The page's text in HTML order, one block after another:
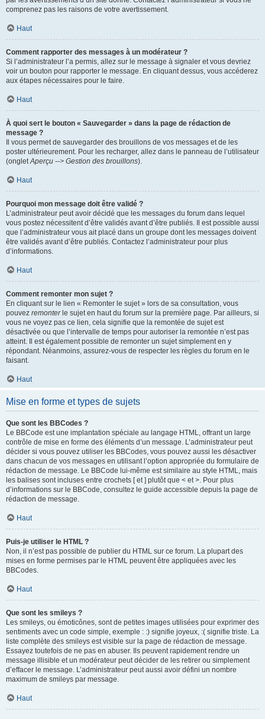
comprenez pas les raisons de votre avertissement.
Haut
Comment rapporter des messages à un modérateur ?
Si l’administrateur l’a permis, allez sur le message à signaler et vous devriez
voir un bouton pour rapporter le message. En cliquant dessus, vous accéderez
aux étapes nécessaires pour le faire.
Haut
À quoi sert le bouton « Sauvegarder » dans la page de rédaction de
message ?
Il vous permet de sauvegarder des brouillons de vos messages et de les
poster ultérieurement. Pour les recharger, allez dans le panneau de l’utilisateur
(ongletAperçu --> Gestion des brouillons).
Haut
Pourquoi mon message doit être validé ?
L’administrateur peut avoir décidé que les messages du forum dans lequel
vous postez nécessitent d’être validés avant d’être publiés. Il est possible aussi
que l’administrateur vous ait placé dans un groupe dont les messages doivent
être validés avant d’être publiés. Contactez l’administrateur pour plus
d’informations.
Haut
Comment remonter mon sujet ?
En cliquant sur le lien « Remonter le sujet » lors de sa consultation, vous
pouvez remonterle sujet en haut du forum sur la première page. Par ailleurs, si
vous ne voyez pas ce lien, cela signifie que la remontée de sujet est
désactivée ou que l’intervalle de temps pour autoriser la remontée n’est pas
atteint. Il est également possible de remonter un sujet simplement en y
répondant. Néanmoins, assurez-vous de respecter les règles du forum en le
faisant.
Haut
Mise en forme et types de sujets
Que sont les BBCodes ?
Le BBCode est une implantation spéciale au langage HTML, offrant un large
contrôle de mise en forme des éléments d’un message. L’administrateur peut
décider si vous pouvez utiliser les BBCodes, vous pouvez aussi les désactiver
dans chacun de vos messages en utilisant l’option appropriée du formulaire de
rédaction de message. Le BBCode lui-même est similaire au style HTML, mais
les balises sont incluses entre crochets [ et ] plutôt que < et >. Pour plus
d’informations sur le BBCode, consultez le guide accessible depuis la page de
rédaction de message.
Haut
Puis-je utiliser le HTML ?
Non, il n’est pas possible de publier du HTML sur ce forum. La plupart des
mises en forme permises par le HTML peuvent être appliquées avec les
BBCodes.
Haut
Que sont les smileys ?
Les smileys, ou émoticônes, sont de petites images utilisées pour exprimer des
sentiments avec un code simple, exemple : :) signifie joyeux, :( signifie triste. La
liste complète des smileys est visible sur la page de rédaction de message.
Essayez toutefois de ne pas en abuser. Ils peuvent rapidement rendre un
message illisible et un modérateur peut décider de les retirer ou simplement
d’effacer le message. L’administrateur peut aussi avoir défini un nombre
maximum de smileys par message.
Haut